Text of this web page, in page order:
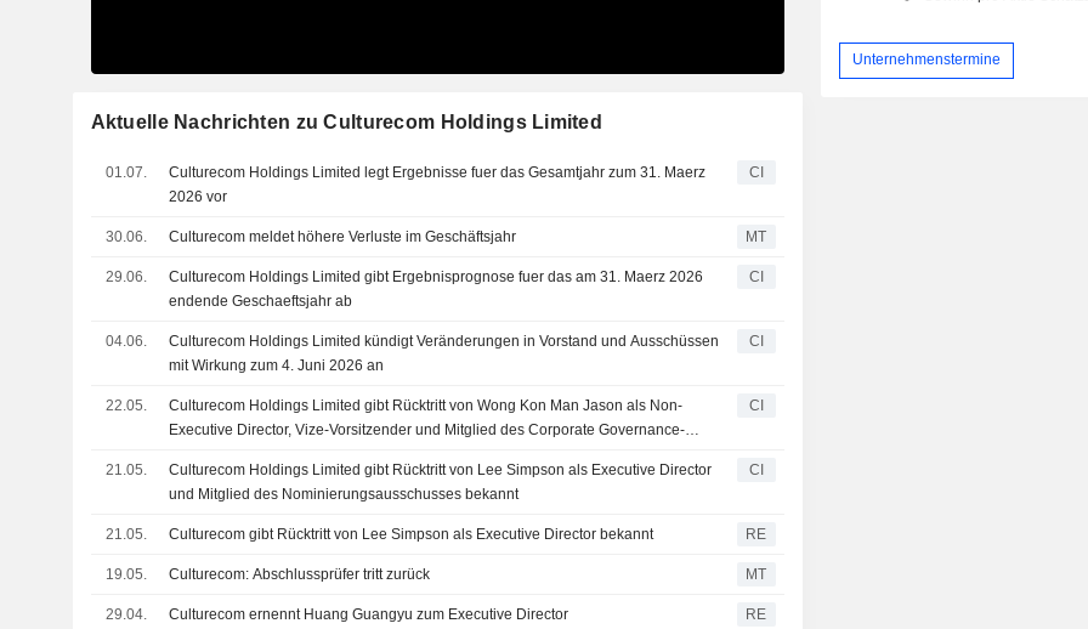
Aktuelle Nachrichten zu Culturecom Holdings Limited
01.07.
Culturecom Holdings Limited legt Ergebnisse fuer das Gesamtjahr zum 31. Maerz
2026 vor
CI
30.06. Culturecom meldet höhere Verluste im Geschäftsjahr MT
29.06.
Culturecom Holdings Limited gibt Ergebnisprognose fuer das am 31. Maerz 2026
endende Geschaeftsjahr ab
CI
04.06.
Culturecom Holdings Limited kündigt Veränderungen in Vorstand und Ausschüssen
mit Wirkung zum 4. Juni 2026 an
CI
22.05.
Culturecom Holdings Limited gibt Rücktritt von Wong Kon Man Jason als Non-
Executive Director, Vize-Vorsitzender und Mitglied des Corporate Governance-
CI
21.05.
Culturecom Holdings Limited gibt Rücktritt von Lee Simpson als Executive Director
und Mitglied des Nominierungsausschusses bekannt
CI
21.05. Culturecom gibt Rücktritt von Lee Simpson als Executive Director bekannt RE
19.05. Culturecom: Abschlussprüfer tritt zurück MT
29.04. Culturecom ernennt Huang Guangyu zum Executive Director RE
Unternehmenstermine